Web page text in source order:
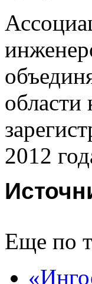
области
2012
Еще по